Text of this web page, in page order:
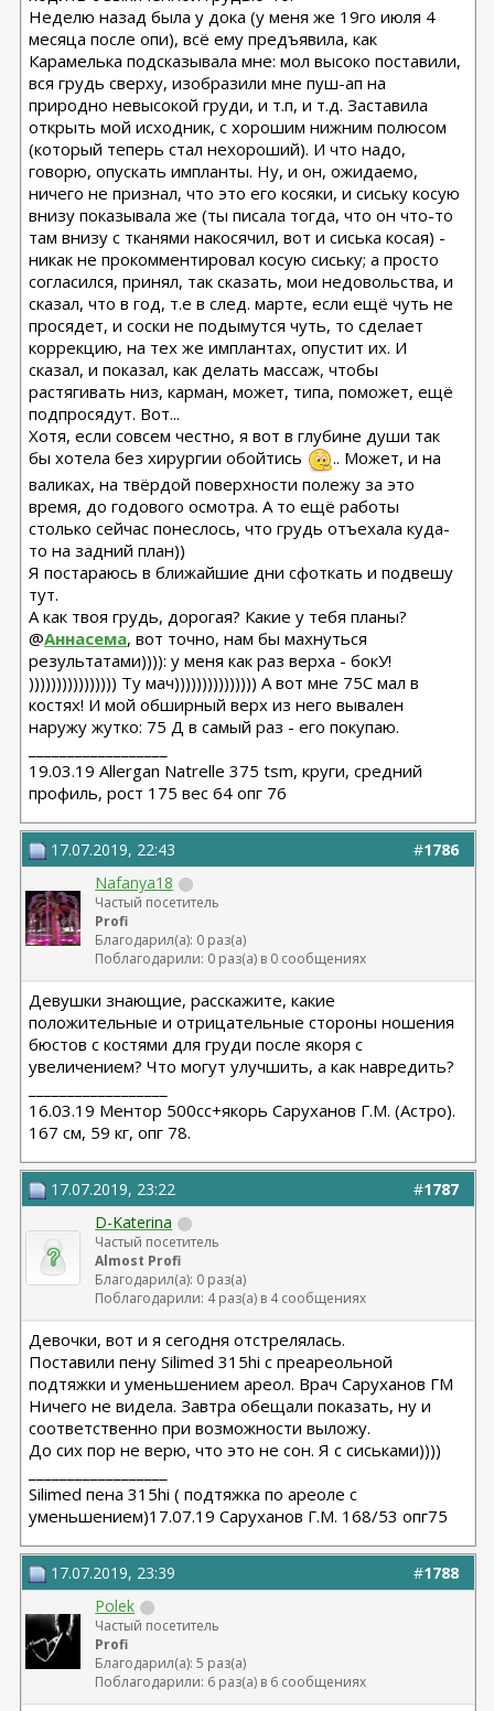
Неделю назад была у дока (у меня же 19го июля 4
месяца после опи), всё ему предъявила, как
Карамелька подсказывала мне: мол высоко поставили,
вся грудь сверху, изобразили мне пуш-ап на
природно невысокой груди, и т.п, и т.д. Заставила
открыть мой исходник, с хорошим нижним полюсом
(который теперь стал нехороший). И что надо,
говорю, опускать импланты. Ну, и он, ожидаемо,
ничего не признал, что это его косяки, и сиську косую
внизу показывала же (ты писала тогда, что он что-то
там внизу с тканями накосячил, вот и сиська косая) -
никак не прокомментировал косую сиську; а просто
согласился, принял, так сказать, мои недовольства, и
сказал, что в год, т.е в след. марте, если ещё чуть не
просядет, и соски не подымутся чуть, то сделает
коррекцию, на тех же имплантах, опустит их. И
сказал, и показал, как делать массаж, чтобы
растягивать низ, карман, может, типа, поможет, ещё
подпросядут. Вот...
Хотя, если совсем честно, я вот в глубине души так
бы хотела без хирургии обойтись
.. Может, и на
валиках, на твёрдой поверхности полежу за это
время, до годового осмотра. А то ещё работы
столько сейчас понеслось, что грудь отъехала куда-
то на задний план))
Я постараюсь в ближайшие дни сфоткать и подвешу
тут.
А как твоя грудь, дорогая? Какие у тебя планы?
@Аннасема, вот точно, нам бы махнуться
результатами)))): у меня как раз верха - бокУ!
)))))))))))))))) Ту мач))))))))))))))) А вот мне 75С мал в
костях! И мой обширный верх из него вывален
наружу жутко: 75 Д в самый раз - его покупаю.
19.03.19 Allergan Natrelle 375 tsm, круги, средний
профиль, рост 175 вес 64 опг 76
#1786
17.07.2019, 22:43
Nafanya18
Частый посетитель
Profi
Благодарил(а): 0 раз(а)
Поблагодарили: 0 раз(а) в 0 сообщениях
Девушки знающие, расскажите, какие
положительные и отрицательные стороны ношения
бюстов с костями для груди после якоря с
увеличением? Что могут улучшить, а как навредить?
16.03.19 Ментор 500сс+якорь Саруханов Г.М. (Астро).
167 см, 59 кг, опг 78.
#1787
17.07.2019, 23:22
D-Katerina
Частый посетитель
Almost Profi
Благодарил(а): 0 раз(а)
Поблагодарили: 4 раз(а) в 4 сообщениях
Девочки, вот и я сегодня отстрелялась.
Поставили пену Silimed 315hi с преареольной
подтяжки и уменьшением ареол. Врач Саруханов ГМ
Ничего не видела. Завтра обещали показать, ну и
соответственно при возможности выложу.
До сих пор не верю, что это не сон. Я с сиськами))))
Silimed пена 315hi ( подтяжка по ареоле с
уменьшением)17.07.19 Саруханов Г.М. 168/53 опг75
#1788
17.07.2019, 23:39
Polek
Частый посетитель
Profi
Благодарил(а): 5 раз(а)
Поблагодарили: 6 раз(а) в 6 сообщениях